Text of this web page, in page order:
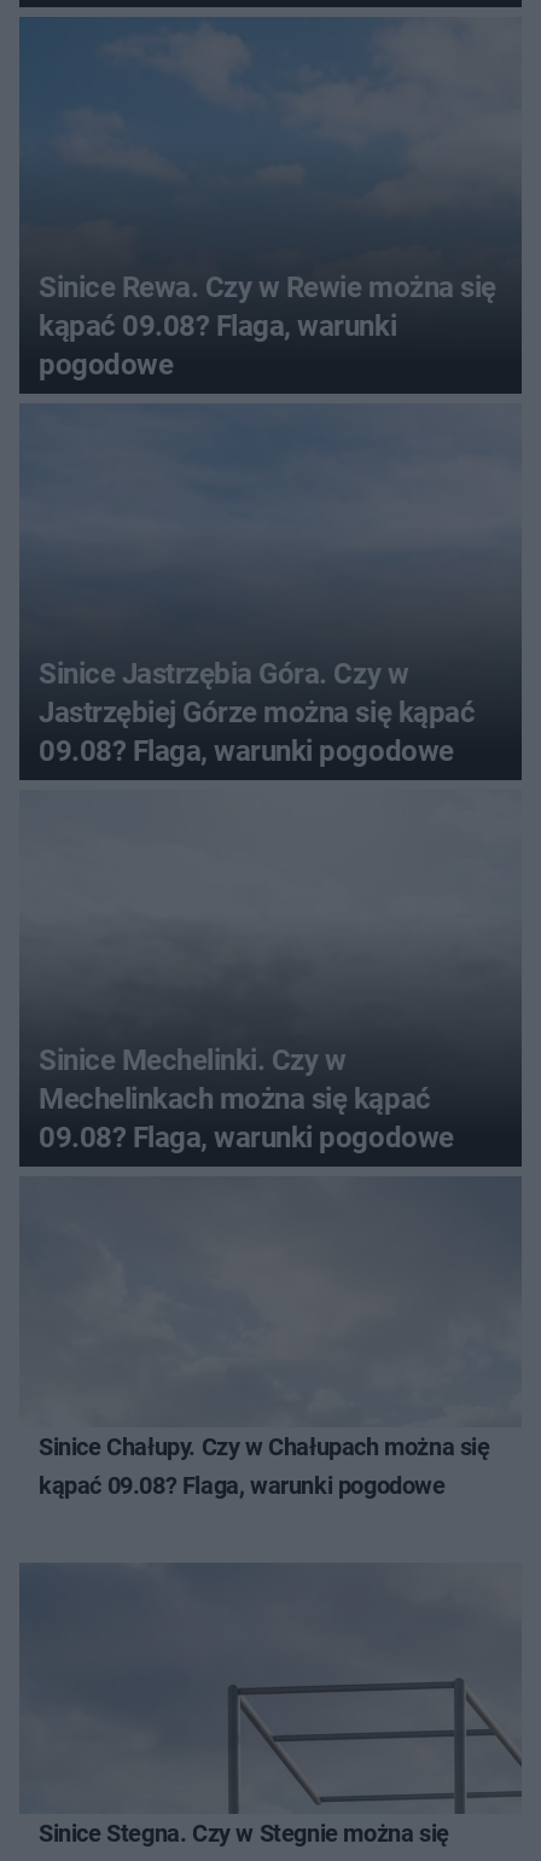
pogodowe
Sinice Rewa. Czy w Rewie można się
kąpać 09.08? Flaga, warunki
pogodowe
Sinice Jastrzębia Góra. Czy w
Jastrzębiej Górze można się kąpać
09.08? Flaga, warunki pogodowe
Sinice Mechelinki. Czy w
Mechelinkach można się kąpać
09.08? Flaga, warunki pogodowe
Sinice Chałupy. Czy w Chałupach można się
kąpać 09.08? Flaga, warunki pogodowe
Sinice Stegna. Czy w Stegnie można się